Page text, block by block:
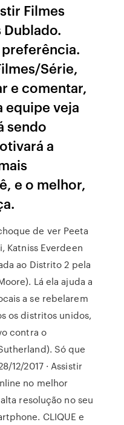
Filmes
Dublado.
Série,
e comentar,
equipe veja
sendo
a
e o melhor,
de ver Peeta
Katniss Everdeen
ao Distrito 2 pela
Lá ela ajuda a
a se rebelarem
os distritos unidos,
contra o
Só que
12/2017 · Assistir
no melhor
resolução no seu
CLIQUE e